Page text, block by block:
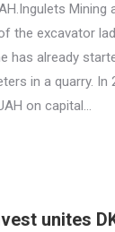
Mining
the excavator
has already
in a quarry. In
on capital…
unites